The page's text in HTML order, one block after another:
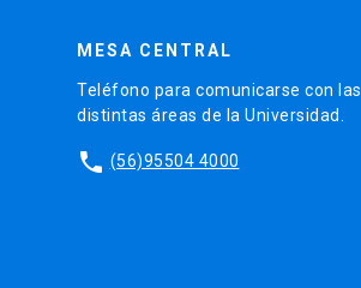
MESA CENTRAL
Teléfono para comunicarse con las
distintas áreas de la Universidad.
phone (56)95504 4000